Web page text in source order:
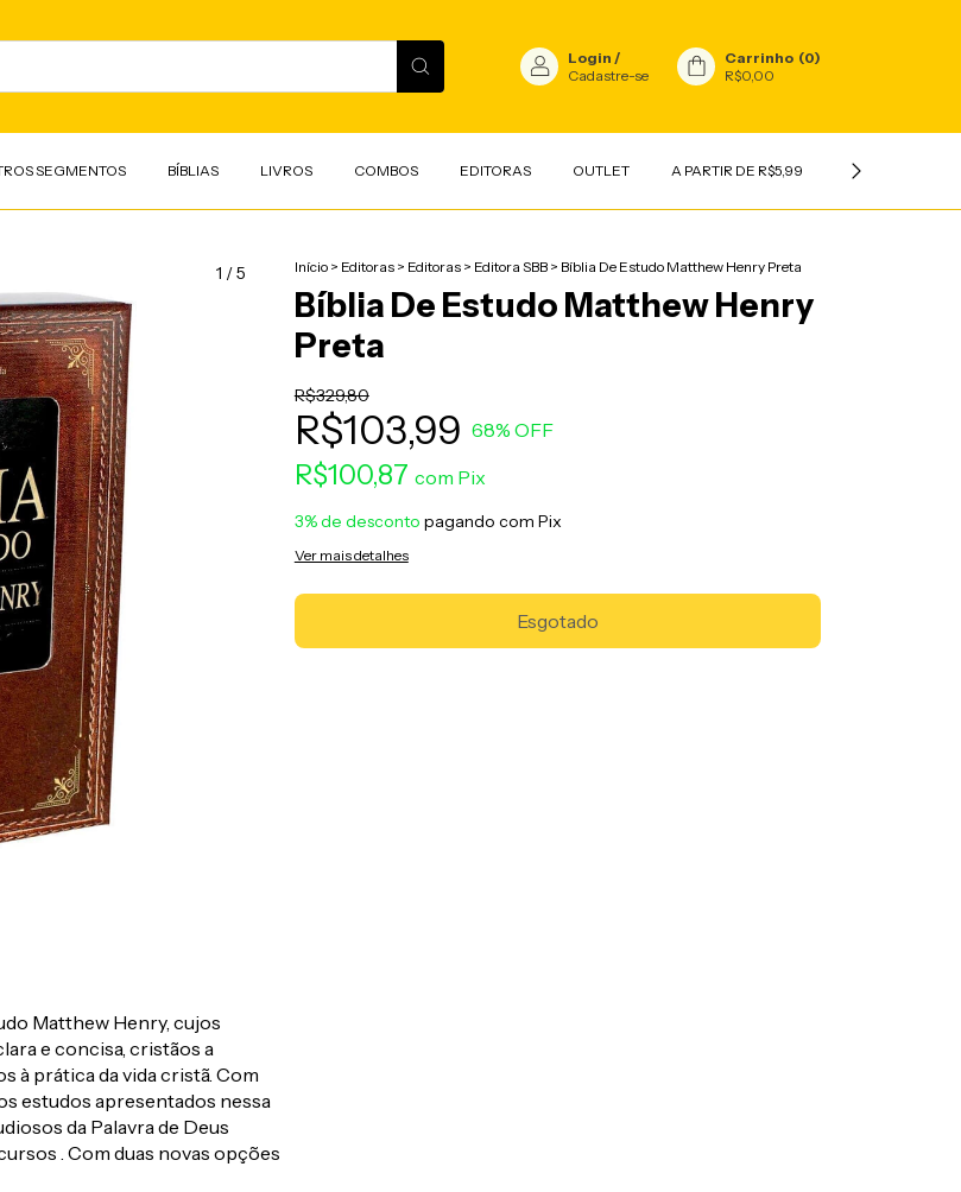
Login /
Cadastre-se
Carrinho (0)
R$0,00
SEGMENTOS BÍBLIAS LIVROS COMBOS EDITORAS OUTLET A PARTIR DE R$5,99 INFANTIL
1 /5 Início > Editoras > Editoras > Editora SBB > Bíblia De Estudo Matthew Henry Preta
Bíblia De Estudo Matthew Henry
Preta
R$329,80
R$103,99 68% OFF
R$100,87 com Pix
3% de desconto pagando com Pix
Ver mais detalhes
Matthew Henry, cujos
e concisa, cristãos a
à prática da vida cristã. Com
estudos apresentados nessa
da Palavra de Deus
. Com duas novas opções